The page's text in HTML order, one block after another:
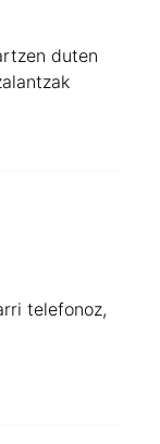
duten
telefonoz,